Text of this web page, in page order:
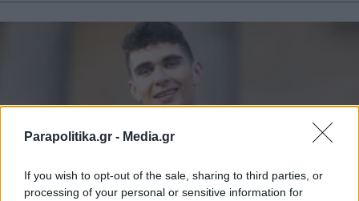
Parapolitika.gr - Media.gr
If you wish to opt-out of the sale, sharing to third parties, or
processing of your personal or sensitive information for